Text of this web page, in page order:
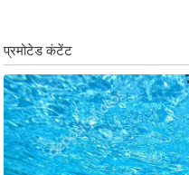
ल्म
स
मी
क्षा
B